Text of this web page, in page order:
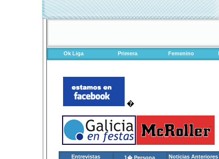
Ok Liga Primera Femenino
�
Entrevistas 1� Persona Noticias Anteriores